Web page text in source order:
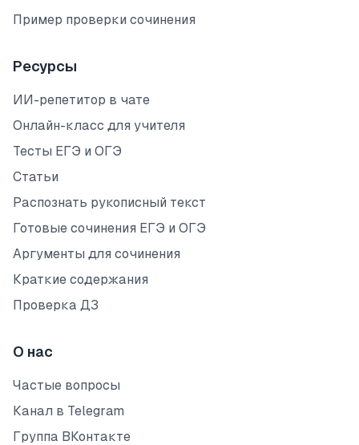
Пример проверки сочинения
Ресурсы
ИИ-репетитор в чате
Онлайн-класс для учителя
Тесты ЕГЭ и ОГЭ
Статьи
Распознать рукописный текст
Готовые сочинения ЕГЭ и ОГЭ
Аргументы для сочинения
Краткие содержания
Проверка ДЗ
О нас
Частые вопросы
Канал в Telegram
Группа ВКонтакте